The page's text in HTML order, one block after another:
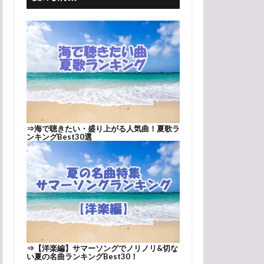
⇒海で聴きたい・盛り上がる人気曲！夏歌ラ
ンキングBest30選
⇒ 【洋楽編】サマーソングでノリノリ&切な
い夏の名曲ランキングBest30！